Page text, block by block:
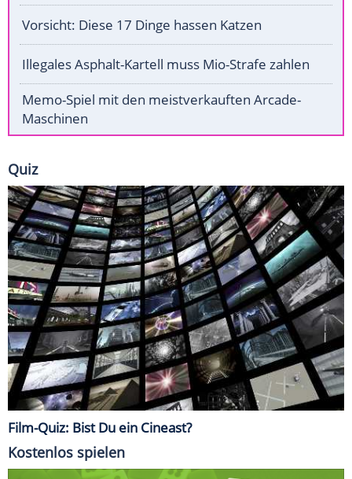
Vorsicht: Diese 17 Dinge hassen Katzen
Illegales Asphalt-Kartell muss Mio-Strafe zahlen
Memo-Spiel mit den meistverkauften Arcade-
Maschinen
Quiz
Film-Quiz: Bist Du ein Cineast?
Kostenlos spielen